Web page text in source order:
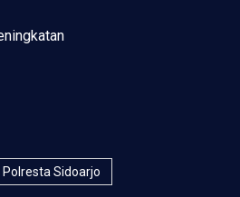
Polresta Sidoarjo